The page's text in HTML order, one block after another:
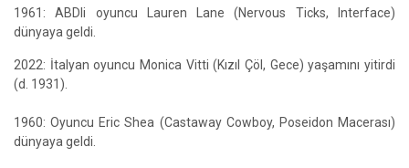
1961: ABDli oyuncu Lauren Lane (Nervous Ticks, Interface)
dünyaya geldi.
2022: İtalyan oyuncu Monica Vitti (Kızıl Çöl, Gece) yaşamını yitirdi
(d. 1931).
1960: Oyuncu Eric Shea (Castaway Cowboy, Poseidon Macerası)
dünyaya geldi.